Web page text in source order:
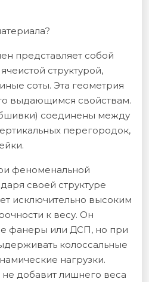
представляет собой
структурой,
соты. Эта геометрия
выдающимся свойствам.
соединены между
перегородок,
феноменальной
своей структуре
исключительно высоким
к весу. Он
фанеры или ДСП, но при
колоссальные
нагрузки.
не добавит лишнего веса